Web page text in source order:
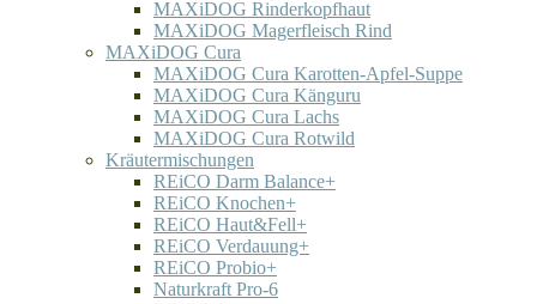
MAXiDOG Rinderkopfhaut
MAXiDOG Magerfleisch Rind
MAXiDOG Cura
MAXiDOG Cura Karotten-Apfel-Suppe
MAXiDOG Cura Känguru
MAXiDOG Cura Lachs
MAXiDOG Cura Rotwild
Kräutermischungen
REiCO Darm Balance+
REiCO Knochen+
REiCO Haut&Fell+
REiCO Verdauung+
REiCO Probio+
Naturkraft Pro-6